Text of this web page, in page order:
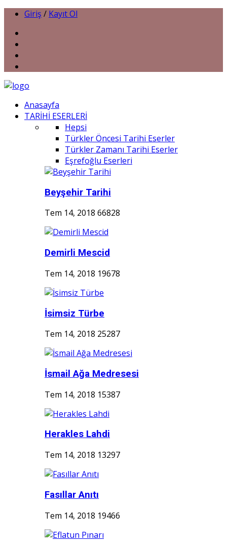
Giriş / Kayıt Ol
Anasayfa
TARİHİ ESERLERİ
Hepsi
Türkler Öncesi Tarihi Eserler
Türkler Zamanı Tarihi Eserler
Eşrefoğlu Eserleri
Beyşehir Tarihi
Tem 14, 2018 66828
Demirli Mescid
Tem 14, 2018 19678
İsimsiz Türbe
Tem 14, 2018 25287
İsmail Ağa Medresesi
Tem 14, 2018 15387
Herakles Lahdi
Tem 14, 2018 13297
Fasıllar Anıtı
Tem 14, 2018 19466